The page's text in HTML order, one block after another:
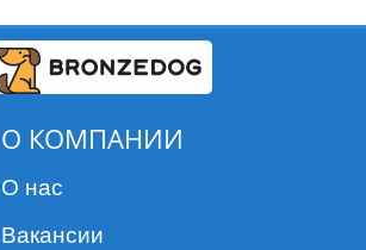
О КОМПАНИИ
О нас
Вакансии